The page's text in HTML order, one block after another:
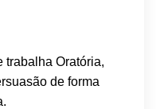
trabalha Oratória,
de forma